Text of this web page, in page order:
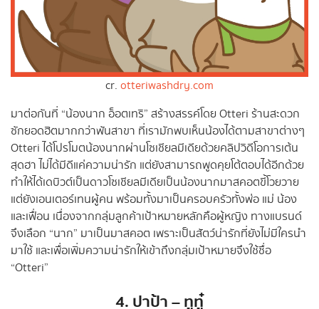
cr. otteriwashdry.com
มาต่อกันที่ “น้องนาก อ็อตเทริ” สร้างสรรค์โดย Otteri ร้านสะดวก
ซักยอดฮิตมากกว่าพันสาขา ที่เรามักพบเห็นน้องได้ตามสาขาต่างๆ
Otteri ได้โปรโมตน้องนากผ่านโซเชียลมีเดียด้วยคลิปวิดีโอการเต้น
สุดฮา ไม่ได้มีดีแค่ความน่ารัก แต่ยังสามารถพูดคุยโต้ตอบได้อีกด้วย
ทำให้ได้เดบิวต์เป็นดาวโซเชียลมีเดียเป็นน้องนากมาสคอตขี้โวยวาย
แต่ยังเอนเตอร์เทนผู้คน พร้อมทั้งมาเป็นครอบครัวทั้งพ่อ แม่ น้อง
และเฟื่อน เนื่องจากกลุ่มลูกค้าเป้าหมายหลักคือผู้หญิง ทางแบรนด์
จึงเลือก “นาก” มาเป็นมาสคอต เพราะเป็นสัตว์น่ารักที่ยังไม่มีใครนำ
มาใช้ และเพื่อเพิ่มความน่ารักให้เข้าถึงกลุ่มเป้าหมายจึงใช้ชื่อ
“Otteri”
4. ปาป้า – ทูทู๋